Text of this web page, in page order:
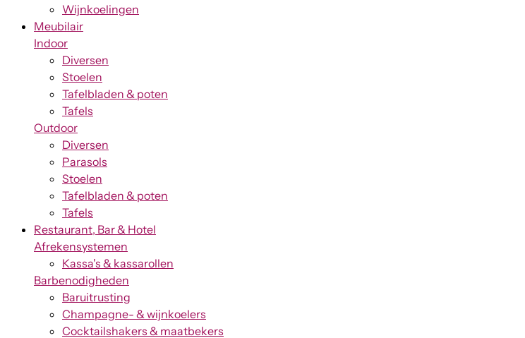
Wijnkoelingen
Meubilair
Indoor
Diversen
Stoelen
Tafelbladen & poten
Tafels
Outdoor
Diversen
Parasols
Stoelen
Tafelbladen & poten
Tafels
Restaurant, Bar & Hotel
Afrekensystemen
Kassa's & kassarollen
Barbenodigheden
Baruitrusting
Champagne- & wijnkoelers
Cocktailshakers & maatbekers